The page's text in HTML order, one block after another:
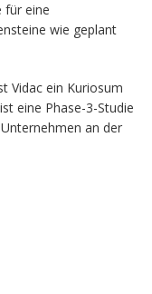
für eine
wie geplant
Vidac ein Kuriosum
eine Phase-3-Studie
an der